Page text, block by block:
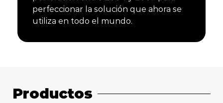
perfeccionar la solución que ahora se
utiliza en todo el mundo.
Productos